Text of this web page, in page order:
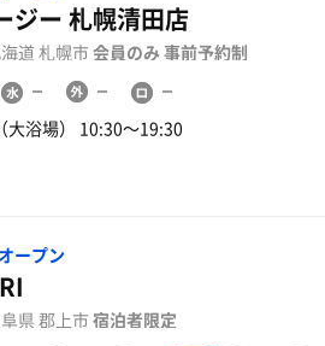
ジー 札幌清田店
道 札幌市会員のみ 事前予約制
大浴場） 10:30〜19:30
ープン
県 郡上市宿泊者限定